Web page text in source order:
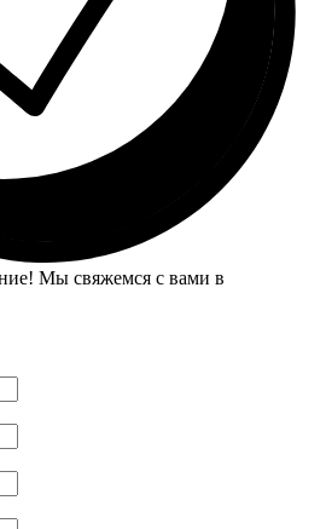
Мы свяжемся с вами в